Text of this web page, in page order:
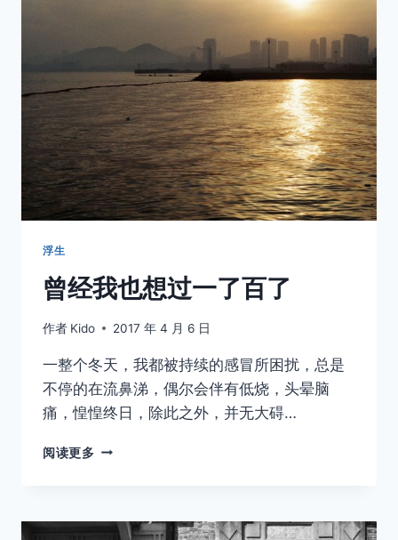
浮生
曾经我也想过一了百了
作者 Kido 2017 年 4 月 6 日
一整个冬天，我都被持续的感冒所困扰，总是
不停的在流鼻涕，偶尔会伴有低烧，头晕脑
痛，惶惶终日，除此之外，并无大碍…
阅读更多 曾
想